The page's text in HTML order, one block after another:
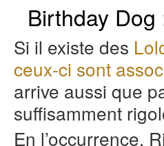
Birthday Dog
Si il existe des
ceux-ci sont
arrive aussi que
suffisamment
En l’occurrence,